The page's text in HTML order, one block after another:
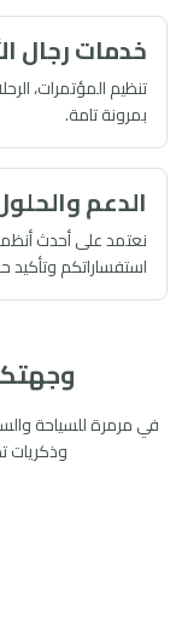
خدمات رجال
تنظيم المؤتمرات،
بمرونة تامة.
الدعم
نعتمد على أحدث
استفساراتكم وتأكيد
في مرمرة للسياحة
وذكريات